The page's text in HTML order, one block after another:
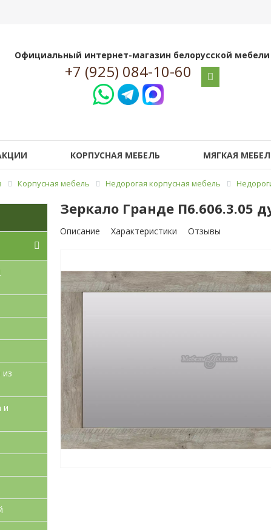
Официальный интернет-магазин белорусской мебели
+7 (925) 084-10-60
КОРПУСНАЯ МЕБЕЛЬ МЯГКАЯ
Корпусная мебель Недорогая корпусная мебель
и
Зеркало Гранде П6.606.3.05
Описание Характеристики Отзывы